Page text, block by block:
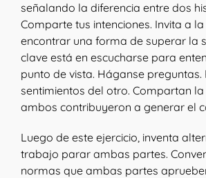
señalando la diferencia entre dos
Comparte tus intenciones. Invita a
encontrar una forma de superar la
clave está en escucharse para
punto de vista. Háganse preguntas.
sentimientos del otro. Compartan
ambos contribuyeron a generar el
Luego de este ejercicio, inventa
trabajo parar ambas partes.
normas que ambas partes